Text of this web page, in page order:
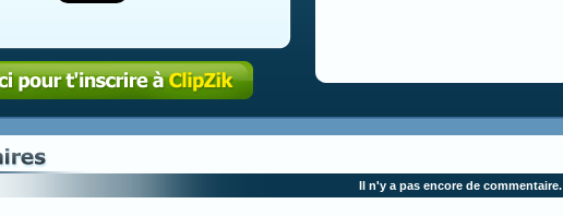
Il n'y a pas encore de commentaire.